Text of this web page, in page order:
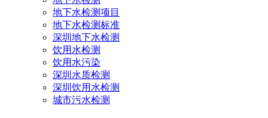
地下水检测项目
地下水检测标准
深圳地下水检测
饮用水检测
饮用水污染
深圳水质检测
深圳饮用水检测
城市污水检测